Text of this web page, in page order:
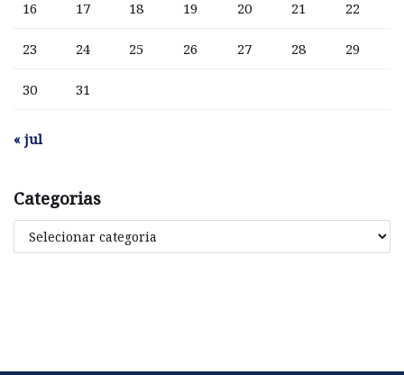
16 17 18 19 20 21 22
23 24 25 26 27 28 29
30 31
« jul
Categorias